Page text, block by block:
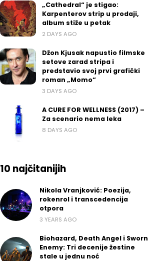
„Cathedral“ je stigao:
Karpenterov strip u prodaji,
album stiže u petak
2 DAYS AGO
Džon Kjusak napustio filmske
setove zarad stripa i
predstavio svoj prvi grafički
roman „Momo“
3 DAYS AGO
A CURE FOR WELLNESS (2017) –
Za scenario nema leka
8 DAYS AGO
10 najčitanijih
Nikola Vranjković: Poezija,
rokenrol i transcedencija
otpora
3 YEARS AGO
Biohazard, Death Angel i Sworn
Enemy: Tri decenije žestine
stale u jednu noć